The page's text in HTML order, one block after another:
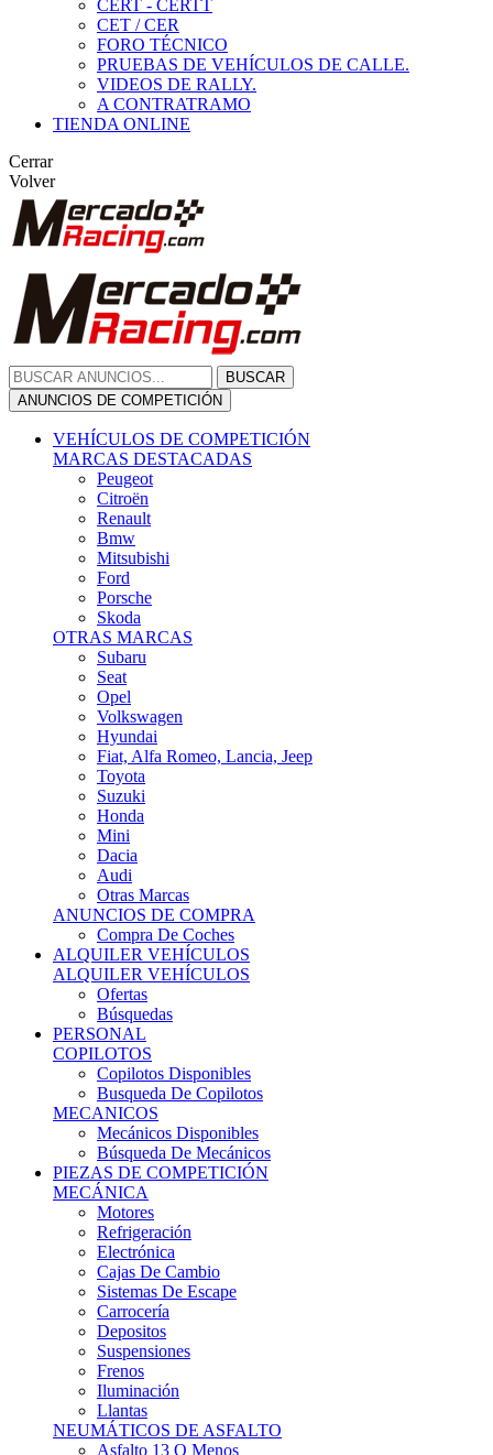
CERT - CERTT
CET / CER
FORO TÉCNICO
PRUEBAS DE VEHÍCULOS DE CALLE.
VIDEOS DE RALLY.
A CONTRATRAMO
TIENDA ONLINE
Cerrar
Volver
BUSCAR
ANUNCIOS DE COMPETICIÓN
VEHÍCULOS DE COMPETICIÓN
MARCAS DESTACADAS
Peugeot
Citroën
Renault
Bmw
Mitsubishi
Ford
Porsche
Skoda
OTRAS MARCAS
Subaru
Seat
Opel
Volkswagen
Hyundai
Fiat, Alfa Romeo, Lancia, Jeep
Toyota
Suzuki
Honda
Mini
Dacia
Audi
Otras Marcas
ANUNCIOS DE COMPRA
Compra De Coches
ALQUILER VEHÍCULOS
ALQUILER VEHÍCULOS
Ofertas
Búsquedas
PERSONAL
COPILOTOS
Copilotos Disponibles
Busqueda De Copilotos
MECANICOS
Mecánicos Disponibles
Búsqueda De Mecánicos
PIEZAS DE COMPETICIÓN
MECÁNICA
Motores
Refrigeración
Electrónica
Cajas De Cambio
Sistemas De Escape
Carrocería
Depositos
Suspensiones
Frenos
Iluminación
Llantas
NEUMÁTICOS DE ASFALTO
Asfalto 13 O Menos